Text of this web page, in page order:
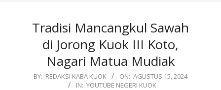
Tradisi Mancangkul Sawah
di Jorong Kuok III Koto,
Nagari Matua Mudiak
2024-
BY: REDAKSI KABA KUOK ON: AGUSTUS 15, 2024
IN: YOUTUBE NEGERI KUOK